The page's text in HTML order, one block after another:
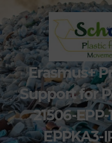
Erasmus+
Support for
21506-
EPPKA3-